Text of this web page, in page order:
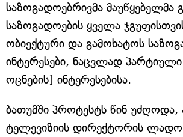
საზოგადოებრივმა მაუწყებელმა
საზოგადოების ყველა
ობიექტური და გამოხატოს
ინტერესები, ნაცვლად
ოცნების] ინტერესებისა.
ბათუმში პროტესტს წინ უძღოდა,
ტელევიზიის დირექტორის ლადო